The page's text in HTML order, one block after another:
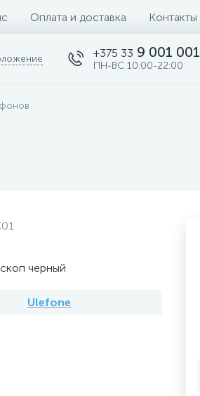
Оплата и доставка Контакты
+375 33 9 001 001
ПН-ВС 10:00-22:00
черный
Ulefone